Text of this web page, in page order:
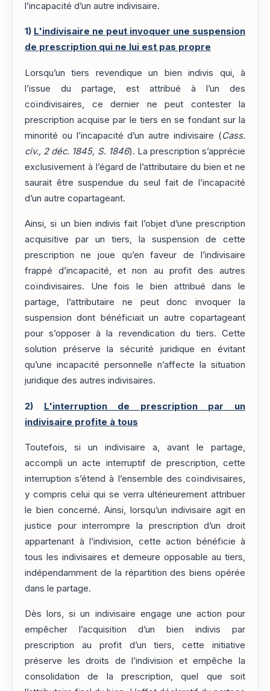
l’incapacité d’un autre indivisaire.
1) L'indivisaire ne peut invoquer une suspension
de prescription qui ne lui est pas propre
Lorsqu’un tiers revendique un bien indivis qui, à
l’issue du partage, est attribué à l’un des
coïndivisaires, ce dernier ne peut contester la
prescription acquise par le tiers en se fondant sur la
minorité ou l’incapacité d’un autre indivisaire (Cass.
civ., 2 déc. 1845, S. 1846). La prescription s’apprécie
exclusivement à l’égard de l’attributaire du bien et ne
saurait être suspendue du seul fait de l’incapacité
d’un autre copartageant.
Ainsi, si un bien indivis fait l’objet d’une prescription
acquisitive par un tiers, la suspension de cette
prescription ne joue qu’en faveur de l’indivisaire
frappé d’incapacité, et non au profit des autres
coïndivisaires. Une fois le bien attribué dans le
partage, l’attributaire ne peut donc invoquer la
suspension dont bénéficiait un autre copartageant
pour s’opposer à la revendication du tiers. Cette
solution préserve la sécurité juridique en évitant
qu’une incapacité personnelle n’affecte la situation
juridique des autres indivisaires.
2) L'interruption de prescription par un
indivisaire profite à tous
Toutefois, si un indivisaire a, avant le partage,
accompli un acte interruptif de prescription, cette
interruption s’étend à l’ensemble des coïndivisaires,
y compris celui qui se verra ultérieurement attribuer
le bien concerné. Ainsi, lorsqu’un indivisaire agit en
justice pour interrompre la prescription d’un droit
appartenant à l’indivision, cette action bénéficie à
tous les indivisaires et demeure opposable au tiers,
indépendamment de la répartition des biens opérée
dans le partage.
Dès lors, si un indivisaire engage une action pour
empêcher l’acquisition d’un bien indivis par
prescription au profit d’un tiers, cette initiative
préserve les droits de l’indivision et empêche la
consolidation de la prescription, quel que soit